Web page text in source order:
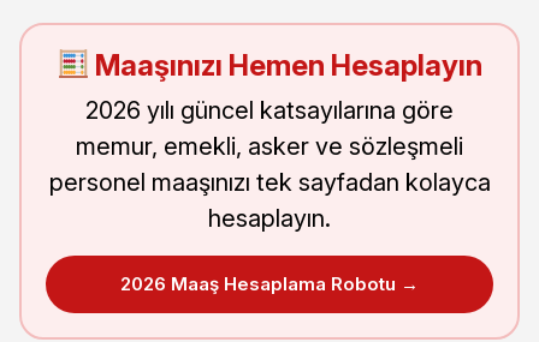
Maaşınızı Hemen Hesaplayın
2026 yılı güncel katsayılarına göre
memur, emekli, asker ve sözleşmeli
personel maaşınızı tek sayfadan kolayca
hesaplayın.
2026 Maaş Hesaplama Robotu →